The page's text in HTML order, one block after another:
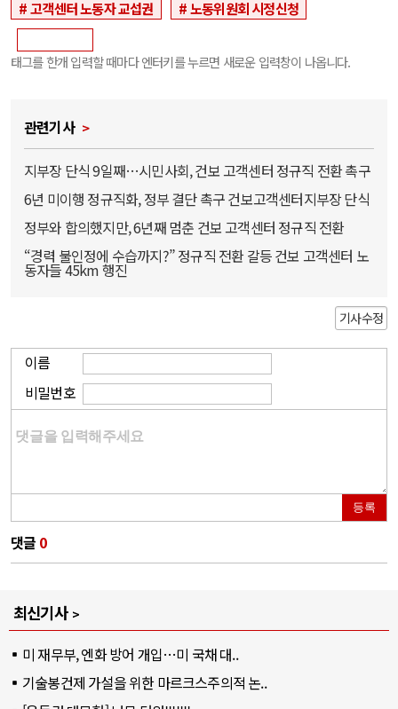
고객센터 노동자 교섭권 노동위원회 시정신청
태그를 한개 입력할 때마다 엔터키를 누르면 새로운 입력창이 나옵니다.
관련기사
지부장 단식 9일째…시민사회, 건보 고객센터 정규직 전환 촉구
6년 미이행 정규직화, 정부 결단 촉구 건보고객센터지부장 단식
정부와 합의했지만, 6년째 멈춘 건보 고객센터 정규직 전환
“경력 불인정에 수습까지?” 정규직 전환 갈등 건보 고객센터 노
동자들 45km 행진
기사수정
이름
비밀번호
등록
댓글 0
최신기사
미 재무부, 엔화 방어 개입…미 국채 대..
기술봉건제 가설을 위한 마르크스주의적 논..